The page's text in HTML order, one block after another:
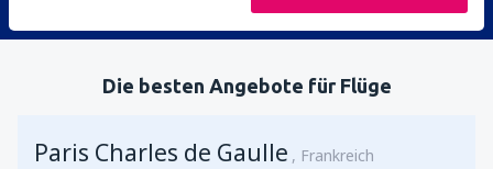
Die besten Angebote für Flüge
Paris Charles de Gaulle Frankreich